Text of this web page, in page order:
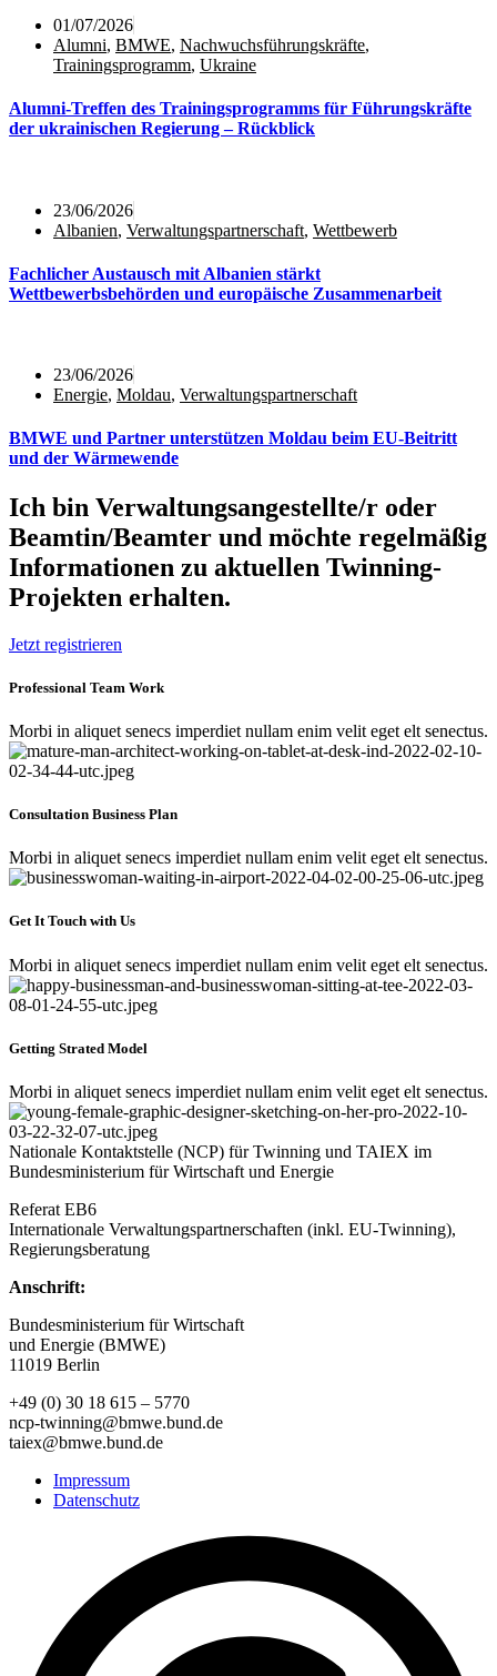
01/07/2026
Alumni, BMWE, Nachwuchsführungskräfte,
Trainingsprogramm, Ukraine
Alumni‑Treffen des Trainingsprogramms für Führungskräfte
der ukrainischen Regierung – Rückblick
23/06/2026
Albanien, Verwaltungspartnerschaft, Wettbewerb
Fachlicher Austausch mit Albanien stärkt
Wettbewerbsbehörden und europäische Zusammenarbeit
23/06/2026
Energie, Moldau, Verwaltungspartnerschaft
BMWE und Partner unterstützen Moldau beim EU‑Beitritt
und der Wärmewende
Ich bin Verwaltungsangestellte/r oder
Beamtin/Beamter und möchte regelmäßig
Informationen zu aktuellen Twinning-
Projekten erhalten.
Jetzt registrieren
Professional Team Work
Morbi in aliquet senecs imperdiet nullam enim velit eget elt senectus.
Consultation Business Plan
Morbi in aliquet senecs imperdiet nullam enim velit eget elt senectus.
Get It Touch with Us
Morbi in aliquet senecs imperdiet nullam enim velit eget elt senectus.
Getting Strated Model
Morbi in aliquet senecs imperdiet nullam enim velit eget elt senectus.
Nationale Kontaktstelle (NCP) für Twinning und TAIEX im
Bundesministerium für Wirtschaft und Energie
Referat EB6
Internationale Verwaltungspartnerschaften (inkl. EU-Twinning),
Regierungsberatung
Anschrift:
Bundesministerium für Wirtschaft
und Energie (BMWE)
11019 Berlin
+49 (0) 30 18 615 – 5770
ncp-twinning@bmwe.bund.de
taiex@bmwe.bund.de
Impressum
Datenschutz